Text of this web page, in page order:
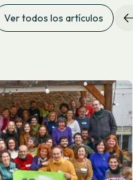
Ver todos los artículos